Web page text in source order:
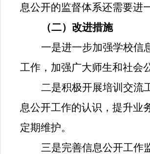
息公开的监督体系还需要进
（二）改进措施
一是进一步加强学校信
工作，加强广大师生和社会
二是积极开展培训交流
息公开工作的认识，提升业
定期维护。
三是完善信息公开工作